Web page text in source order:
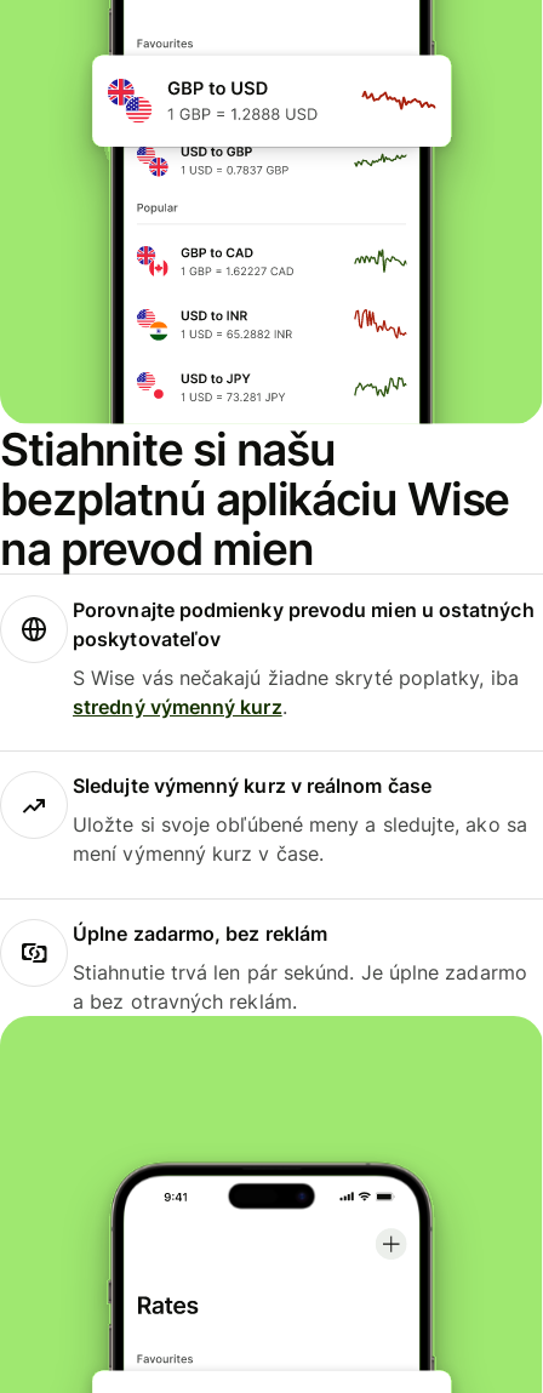
Stiahnite si našu
bezplatnú aplikáciu Wise
na prevod mien
Porovnajte podmienky prevodu mien u ostatných
poskytovateľov
S Wise vás nečakajú žiadne skryté poplatky, iba
stredný výmenný kurz.
Sledujte výmenný kurz v reálnom čase
Uložte si svoje obľúbené meny a sledujte, ako sa
mení výmenný kurz v čase.
Úplne zadarmo, bez reklám
Stiahnutie trvá len pár sekúnd. Je úplne zadarmo
a bez otravných reklám.